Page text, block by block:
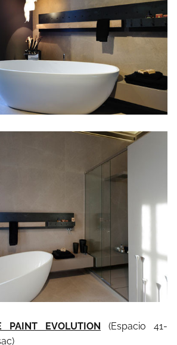
PAINT EVOLUTION
(Espacio 41-